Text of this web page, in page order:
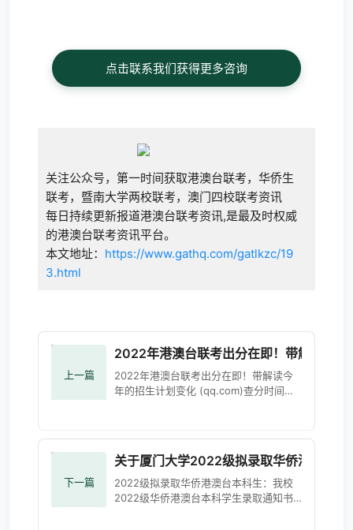
点击联系我们获得更多咨询
关注公众号，第一时间获取港澳台联考，华侨生
联考，暨南大学两校联考，澳门四校联考资讯
每日持续更新报道港澳台联考资讯,是最及时权威
的港澳台联考资讯平台。
本文地址： https://www.gathq.com/gatlkzc/19
3.html
上一篇
2022年港澳台联考出分在即！带解读今年
2022年港澳台联考出分在即！带解读今
年的招生计划变化 (qq.com)查分时间很
下一篇
关于厦门大学2022级拟录取华侨港澳台
2022级拟录取华侨港澳台本科生：我校
2022级华侨港澳台本科学生录取通知书